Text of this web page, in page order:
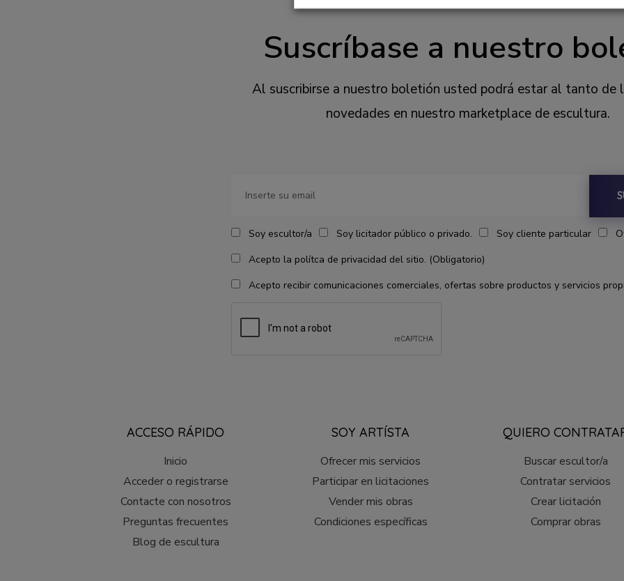
Suscríbase a nuestro
Al suscribirse a nuestro boletión usted podrá estar al tanto de
novedades en nuestro marketplace de escultura.
Soy escultor/a Soy licitador público o privado. Soy cliente particular
Acepto la polítca de privacidad del sitio. (Obligatorio)
Acepto recibir comunicaciones comerciales, ofertas sobre productos y servicios
ACCESO RÁPIDO
Inicio
Acceder o registrarse
Contacte con nosotros
Preguntas frecuentes
Blog de escultura
SOY ARTÍSTA
Ofrecer mis servicios
Participar en licitaciones
Vender mis obras
Condiciones específicas
QUIERO
Buscar escultor/a
Contratar servicios
Crear licitación
Comprar obras